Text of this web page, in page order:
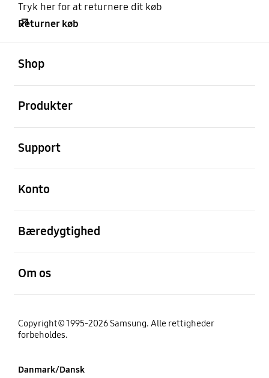
Tryk her for at returnere dit køb
Returner køb
Shop
Produkter
Support
Konto
Bæredygtighed
Om os
Copyright© 1995-2026 Samsung. Alle rettigheder
forbeholdes.
Danmark/Dansk